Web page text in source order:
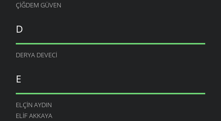
ÇIĞDEM GÜVEN
D
DERYA DEVECI
E
ELÇIN AYDIN
ELIF AKKAYA